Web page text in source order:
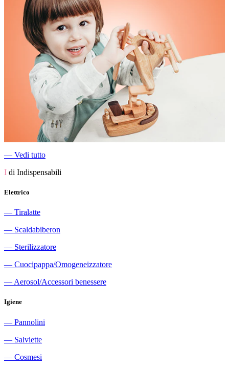
― Vedi tutto
I di Indispensabili
Elettrico
― Tiralatte
― Scaldabiberon
― Sterilizzatore
― Cuocipappa/Omogeneizzatore
― Aerosol/Accessori benessere
Igiene
― Pannolini
― Salviette
― Cosmesi